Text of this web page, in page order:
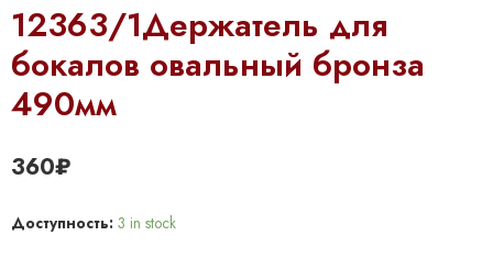
12363/1Держатель для
бокалов овальный бронза
490мм
360₽
Доступность: 3 in stock